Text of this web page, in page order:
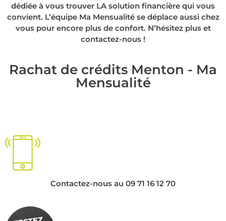
dédiée à vous trouver LA solution financière qui vous
convient. L’équipe Ma Mensualité se déplace aussi chez
vous pour encore plus de confort. N’hésitez plus et
contactez-nous !
Rachat de crédits Menton - Ma
Mensualité
Contactez-nous au 09 71 16 12 70